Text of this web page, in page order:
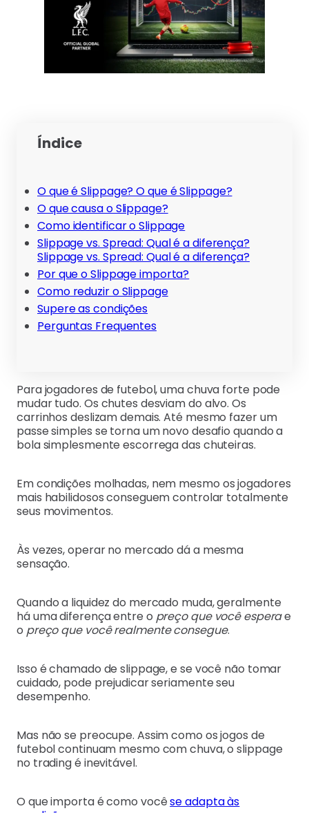
Índice
O que é Slippage? O que é Slippage?
O que causa o Slippage?
Como identificar o Slippage
Slippage vs. Spread: Qual é a diferença?
Slippage vs. Spread: Qual é a diferença?
Por que o Slippage importa?
Como reduzir o Slippage
Supere as condições
Perguntas Frequentes
Para jogadores de futebol, uma chuva forte pode
mudar tudo. Os chutes desviam do alvo. Os
carrinhos deslizam demais. Até mesmo fazer um
passe simples se torna um novo desafio quando a
bola simplesmente escorrega das chuteiras.
Em condições molhadas, nem mesmo os jogadores
mais habilidosos conseguem controlar totalmente
seus movimentos.
Às vezes, operar no mercado dá a mesma
sensação.
Quando a liquidez do mercado muda, geralmente
há uma diferença entre o preço que você esperae
o preço que você realmente consegue.
Isso é chamado de slippage, e se você não tomar
cuidado, pode prejudicar seriamente seu
desempenho.
Mas não se preocupe. Assim como os jogos de
futebol continuam mesmo com chuva, o slippage
no trading é inevitável.
O que importa é como vocêse adapta às